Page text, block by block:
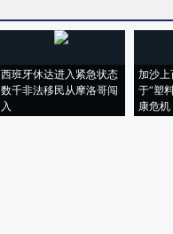
西班牙休达进入紧急状态
数千非法移民从摩洛哥闯
入
加沙上
于“塑
康危机